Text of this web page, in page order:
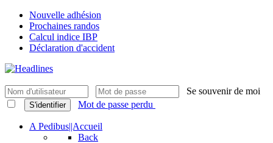
Nouvelle adhésion
Prochaines randos
Calcul indice IBP
Déclaration d'accident
Se souvenir de moi
S'identifier Mot de passe perdu
A Pedibus||Accueil
Back